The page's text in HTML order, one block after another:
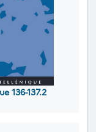
136-137.2